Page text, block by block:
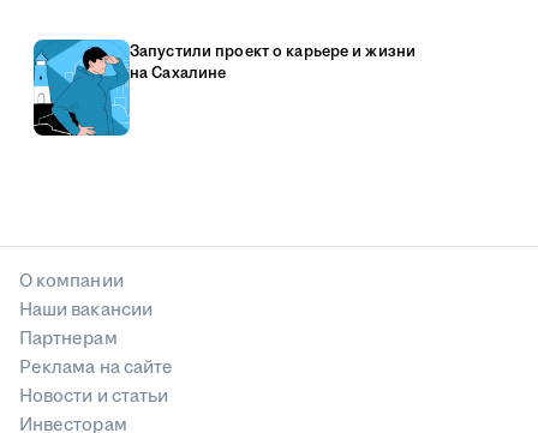
Запустили проект о карьере и жизни
на Сахалине
О компании
Наши вакансии
Партнерам
Реклама на сайте
Новости и статьи
Инвесторам